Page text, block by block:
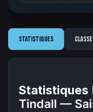
Statistiques
Statistiques
Tindall —